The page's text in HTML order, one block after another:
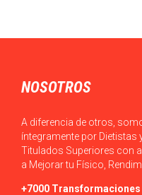
NOSOTROS
A diferencia de otros,
íntegramente por Dietistas
Titulados Superiores con
a Mejorar tu Físico,
+7000